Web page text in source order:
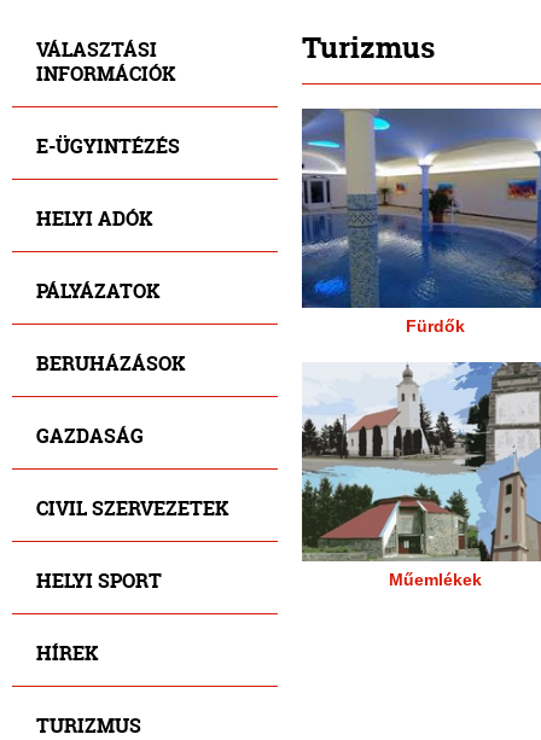
VÁLASZTÁSI
INFORMÁCIÓK
E-ÜGYINTÉZÉS
HELYI ADÓK
PÁLYÁZATOK
BERUHÁZÁSOK
GAZDASÁG
CIVIL SZERVEZETEK
HELYI SPORT
HÍREK
TURIZMUS
Turizmus
Fürdők
Műemlékek